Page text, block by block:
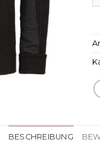
BESCHREIBUNG